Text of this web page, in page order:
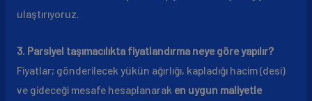
ulaştırıyoruz.
3. Parsiyel taşımacılıkta fiyatlandırma neye göre yapılır?
Fiyatlar; gönderilecek yükün ağırlığı, kapladığı hacim (desi)
ve gideceği mesafe hesaplanarak en uygun maliyetle